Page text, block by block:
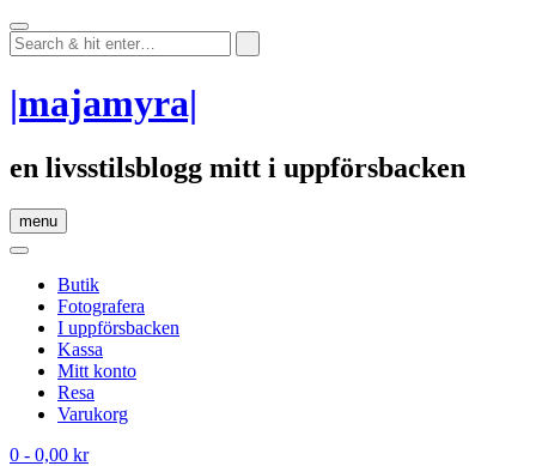
Skip
to
content
|majamyra|
en livsstilsblogg mitt i uppförsbacken
menu
Butik
Fotografera
I uppförsbacken
Kassa
Mitt konto
Resa
Varukorg
0 - 0,00 kr